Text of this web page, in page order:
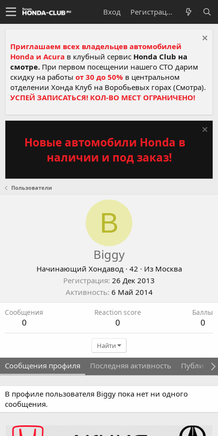
Вход Регистрация
Приглашаем всех владельцев автомобилей
Honda и Acura в клубный сервис Honda Club на
смотре. При первом посещении нашего СТО дарим
скидку на работы от 30 до 50% в центральном
отделении Хонда Клуб на Воробьевых горах (Смотра).
УСПЕЙ ЗАПИСАТЬСЯ! КОЛ-ВО МЕСТ ОГРАНИЧЕНО!
Новые автомобили Honda в
наличии и под заказ!
Пользователи
B
Biggy
Начинающий Хондавод · 42 · Из Москва
Регистрация 26 Дек 2013
Активность 6 Май 2014
Сообщения
0
Reaction score
0
Баллы
0
Найти
Сообщения профиля Последняя активность
В профиле пользователя Biggy пока нет ни одного
сообщения.